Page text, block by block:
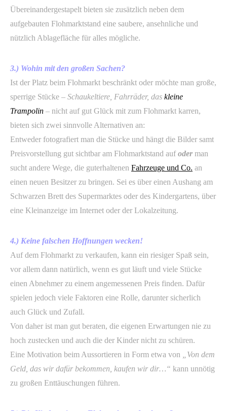
Übereinandergestapelt bieten sie zusätzlich neben dem
aufgebauten Flohmarktstand eine saubere, ansehnliche und
nützlich Ablagefläche für alles mögliche.
3.) Wohin mit den großen Sachen?
Ist der Platz beim Flohmarkt beschränkt oder möchte man große,
sperrige Stücke – Schaukeltiere, Fahrräder, das kleine
Trampolin – nicht auf gut Glück mit zum Flohmarkt karren,
bieten sich zwei sinnvolle Alternativen an:
Entweder fotografiert man die Stücke und hängt die Bilder samt
Preisvorstellung gut sichtbar am Flohmarktstand aufoderman
sucht andere Wege, die guterhaltenen Fahrzeuge und Co. an
einen neuen Besitzer zu bringen. Sei es über einen Aushang am
Schwarzen Brett des Supermarktes oder des Kindergartens, über
eine Kleinanzeige im Internet oder der Lokalzeitung.
4.) Keine falschen Hoffnungen wecken!
Auf dem Flohmarkt zu verkaufen, kann ein riesiger Spaß sein,
vor allem dann natürlich, wenn es gut läuft und viele Stücke
einen Abnehmer zu einem angemessenen Preis finden. Dafür
spielen jedoch viele Faktoren eine Rolle, darunter sicherlich
auch Glück und Zufall.
Von daher ist man gut beraten, die eigenen Erwartungen nie zu
hoch zustecken und auch die der Kinder nicht zu schüren.
Eine Motivation beim Aussortieren in Form etwa von
Von dem
Geld, das wir dafür bekommen, kaufen wir dir…“ kann unnötig
zu großen Enttäuschungen führen.